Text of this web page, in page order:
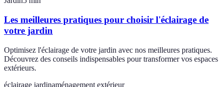
Les meilleures pratiques pour choisir l'éclairage de
votre jardin
Optimisez l'éclairage de votre jardin avec nos meilleures pratiques.
Découvrez des conseils indispensables pour transformer vos espaces
extérieurs.
éclairage jardinaménagement extérieur